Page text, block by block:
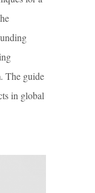
The guide
in global